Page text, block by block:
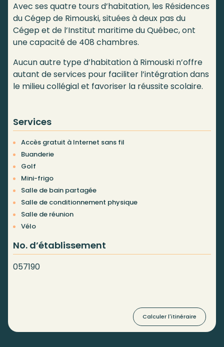
Avec ses quatre tours d’habitation, les Résidences
du Cégep de Rimouski, situées à deux pas du
Cégep et de l’Institut maritime du Québec, ont
une capacité de 408 chambres.
Aucun autre type d’habitation à Rimouski n’offre
autant de services pour faciliter l’intégration dans
le milieu collégial et favoriser la réussite scolaire.
Services
Accès gratuit à Internet sans fil
Buanderie
Golf
Mini-frigo
Salle de bain partagée
Salle de conditionnement physique
Salle de réunion
Vélo
No. d’établissement
057190
Calculer l'itinéraire